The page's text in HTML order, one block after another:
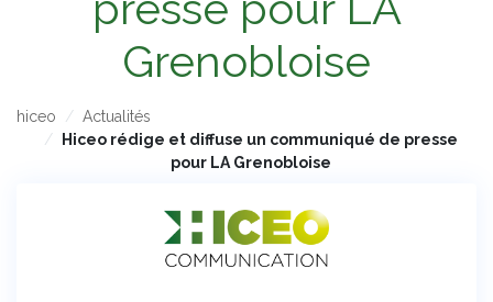
Grenobloise
hiceo
Actualités
Hiceo rédige et diffuse un communiqué de presse
pour LA Grenobloise